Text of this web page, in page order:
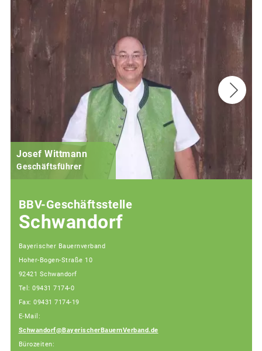
Josef Wittmann
Geschäftsführer
BBV-Geschäftsstelle
Schwandorf
Bayerischer Bauernverband
Hoher-Bogen-Straße 10
92421 Schwandorf
Tel: 09431 7174-0
Fax: 09431 7174-19
E-Mail:
Schwandorf@BayerischerBauernVerband.de
Bürozeiten: